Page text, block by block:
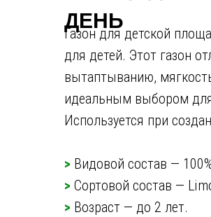
газонов
Ивана
+7 499 490
ДЕНЬ
Газон для детской
для детей. Этот газон
вытаптыванию,
идеальным выбором
Используется при
> Видовой состав —
> Сортовой состав —
> Возраст — до 2 лет.